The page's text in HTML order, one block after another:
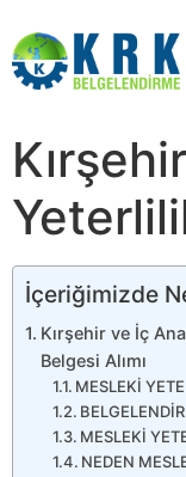
İçeriğimizde
Kırşehir ve İç
Belgesi Alımı
MESLEKİ
MESLEKİ
NEDEN